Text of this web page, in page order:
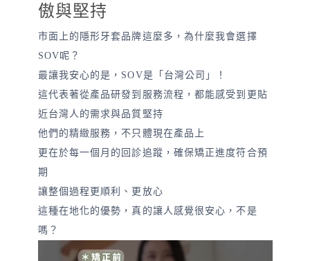
傲與堅持
市面上的隱形牙套品牌這麼多，為什麼我會選擇
SOV呢？
最讓我安心的是，SOV是「台灣公司」！
這代表著從產品研發到服務流程，都能感受到更貼
近台灣人的需求與品質堅持
他們的精緻服務，不只體現在產品上
更在於每一個月的回診追蹤，確保矯正進度符合預
期
讓整個過程更順利、更放心
這種在地化的優勢，真的讓人感覺很安心，不是
嗎？